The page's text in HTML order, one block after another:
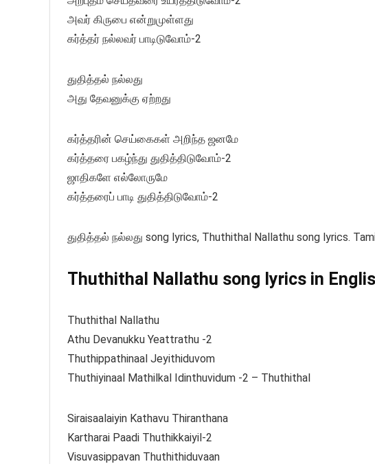
அவர் கிருபை என்றுமுள்ளது
கர்த்தர் நல்லவர் பாடிடுவோம்-2
துதித்தல் நல்லது
அது தேவனுக்கு ஏற்றது
கர்த்தரின் செய்கைகள் அறிந்த ஜனமே
கர்த்தரை பகழ்ந்து துதித்திடுவோம்-2
ஜாதிகளே எல்லோருமே
கர்த்தரைப் பாடி துதித்திடுவோம்-2
துதித்தல் நல்லது song lyrics, Thuthithal Nallathu song lyrics.
Thuthithal Nallathu song lyrics in
Thuthithal Nallathu
Athu Devanukku Yeattrathu -2
Thuthippathinaal Jeyithiduvom
Thuthiyinaal Mathilkal Idinthuvidum -2 – Thuthithal
Siraisaalaiyin Kathavu Thiranthana
Kartharai Paadi Thuthikkaiyil-2
Visuvasippavan Thuthithiduvaan